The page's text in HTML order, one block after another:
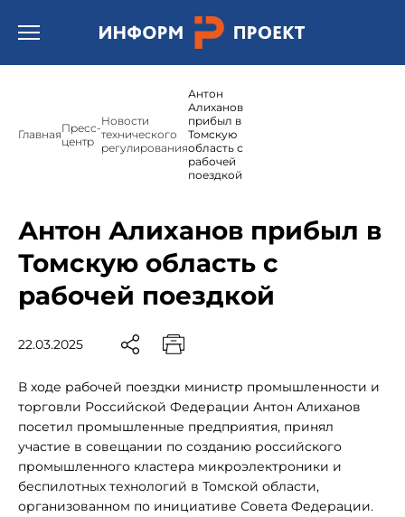
Открыть бургер меню.
ГлавнаяПресс-
центр
Новости
технического
регулирования
Антон
Алиханов
прибыл в
Томскую
область с
рабочей
поездкой
Антон Алиханов прибыл в
Томскую область с
рабочей поездкой
22.03.2025
В ходе рабочей поездки министр промышленности и
торговли Российской Федерации Антон Алиханов
посетил промышленные предприятия, принял
участие в совещании по созданию российского
промышленного кластера микроэлектроники и
беспилотных технологий в Томской области,
организованном по инициативе Совета Федерации.